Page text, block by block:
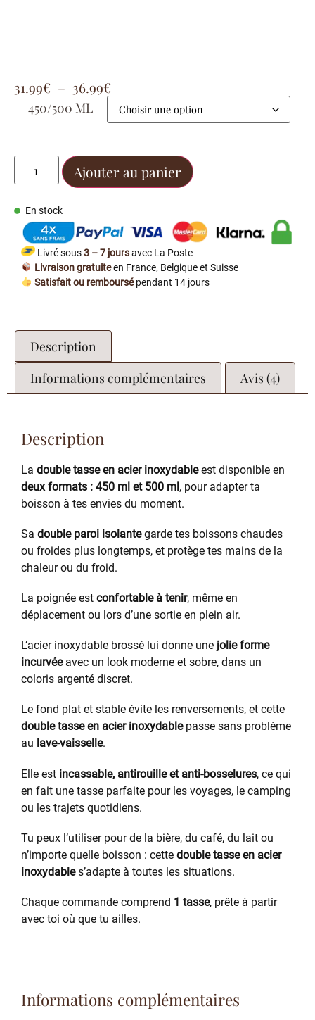
31.99€ – 36.99€
450/500 ML
Ajouter au panier
En stock
Livré sous3 – 7 joursavec La Poste
Livraison gratuiteen France, Belgique et Suisse
Satisfait ou remboursépendant 14 jours
Description
Informations complémentaires
Avis (4)
Description
La double tasse en acier inoxydableest disponible en
deux formats : 450 ml et 500 ml, pour adapter ta
boisson à tes envies du moment.
Sa double paroi isolantegarde tes boissons chaudes
ou froides plus longtemps, et protège tes mains de la
chaleur ou du froid.
La poignée est confortable à tenir, même en
déplacement ou lors d’une sortie en plein air.
L’acier inoxydable brossé lui donne une jolie forme
incurvéeavec un look moderne et sobre, dans un
coloris argenté discret.
Le fond plat et stable évite les renversements, et cette
double tasse en acier inoxydablepasse sans problème
au lave-vaisselle.
Elle est incassable, antirouille et anti-bosselures, ce qui
en fait une tasse parfaite pour les voyages, le camping
ou les trajets quotidiens.
Tu peux l’utiliser pour de la bière, du café, du lait ou
n’importe quelle boisson : cette double tasse en acier
inoxydables’adapte à toutes les situations.
Chaque commande comprend 1 tasse, prête à partir
avec toi où que tu ailles.
Informations complémentaires